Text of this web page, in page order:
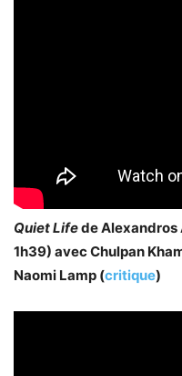
Quiet Lifede Alexandros
1h39) avec Chulpan
Naomi Lamp (critique)